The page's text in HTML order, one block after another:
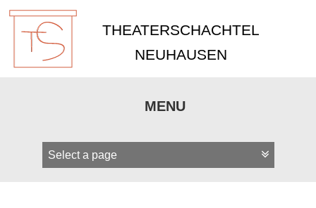
THEATERSCHACHTEL
NEUHAUSEN
MENU
Inhalt